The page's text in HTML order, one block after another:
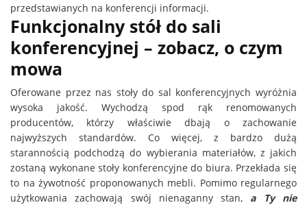
przedstawianych na konferencji informacji.
Funkcjonalny stół do sali
konferencyjnej – zobacz, o czym
mowa
Oferowane przez nas stoły do sal konferencyjnych wyróżnia
wysoka jakość. Wychodzą spod rąk renomowanych
producentów, którzy właściwie dbają o zachowanie
najwyższych standardów. Co więcej, z bardzo dużą
starannością podchodzą do wybierania materiałów, z jakich
zostaną wykonane stoły konferencyjne do biura. Przekłada się
to na żywotność proponowanych mebli. Pomimo regularnego
użytkowaniazachowają swój nienaganny stan, a Ty nie